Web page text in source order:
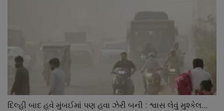
દિલ્હી બાદ હવે મુંબઈમાં પણ હવા ઝેરી બની : શ્વાસ લેવું મુશ્કેલ...